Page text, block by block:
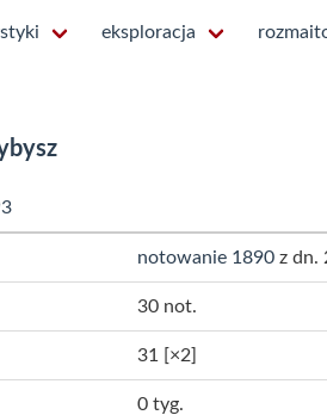
eksploracja
notowanie 1890 z dn.
30 not.
31 [×2]
0 tyg.